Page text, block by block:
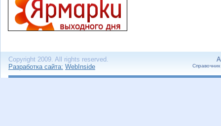
Copyright 2009. All rights reserved.
Разработка сайта: WebInside